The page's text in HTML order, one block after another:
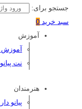
جستجو برای:
سبد خرید 0
آموزش
آموزش
نت پیانو
هنرمندان
پیانو